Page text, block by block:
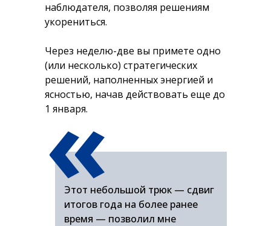
наблюдателя, позволяя решениям
укорениться.
Через неделю-две вы примете одно
(или несколько) стратегических
решений, наполненных энергией и
ясностью, начав действовать еще до
1 января.
Этот небольшой трюк — сдвиг
итогов года на более ранее
время — позволил мне
«